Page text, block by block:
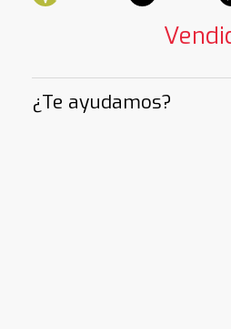
¿Te ayudamos?